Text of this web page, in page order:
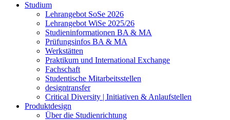
Studium
Lehrangebot SoSe 2026
Lehrangebot WiSe 2025/26
Studieninformationen ­BA & MA
Prüfungsinfos BA & MA
Werkstätten
Praktikum und International Exchange
Fachschaft
Studentische Mitarbeitsstellen
designtransfer
Critical Diversity | Initiativen & Anlaufstellen
Produktdesign
Über die Studienrichtung